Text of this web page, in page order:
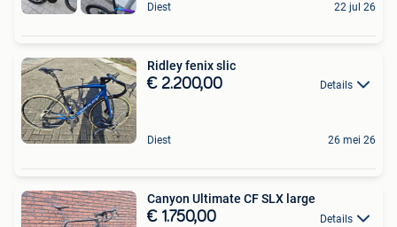
Diest 22 jul 26
Ridley fenix slic
€ 2.200,00 Details
Diest 26 mei 26
Canyon Ultimate CF SLX large
€ 1.750,00 Details